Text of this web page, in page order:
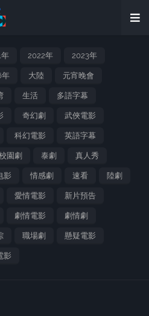
2022年 2023年
年 大陸 元宵晚會
生活 多語字幕
奇幻劇 武俠電影
科幻電影 英語字幕
園劇 泰劇 真人秀
影 情感劇 速看 陸劇
愛情電影 新片預告
劇情電影 劇情劇
職場劇 懸疑電影
影